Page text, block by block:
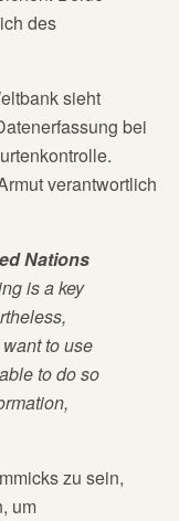
des
sieht
bei
verantwortlich
Nations
is a key
to use
to do so
zu sein,
um